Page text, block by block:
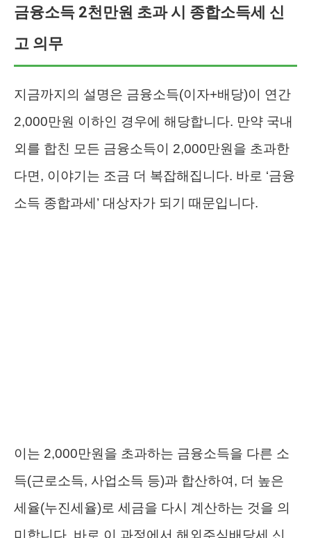
금융소득 2천만원 초과 시 종합소득세 신
고 의무
지금까지의 설명은 금융소득(이자+배당)이 연간
2,000만원 이하인 경우에 해당합니다. 만약 국내
외를 합친 모든 금융소득이 2,000만원을 초과한
다면, 이야기는 조금 더 복잡해집니다. 바로 ‘금융
소득 종합과세’ 대상자가 되기 때문입니다.
이는 2,000만원을 초과하는 금융소득을 다른 소
득(근로소득, 사업소득 등)과 합산하여, 더 높은
세율(누진세율)로 세금을 다시 계산하는 것을 의
미합니다. 바로 이 과정에서 해외주식배당세 신